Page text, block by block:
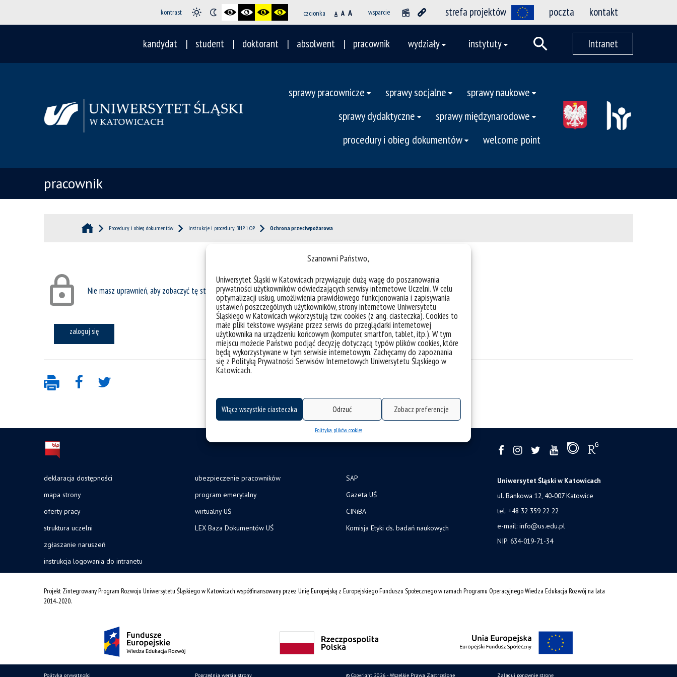
Szanowni Państwo,
Uniwersytet Śląski w Katowicach przywiązuje dużą wagę do poszanowania
prywatności użytkowników odwiedzających serwisy internetowe Uczelni. W celu
optymalizacji usług, umożliwienia prawidłowego funkcjonowania i zapisywania
ustawień poszczególnych użytkowników, strony internetowe Uniwersytetu
Śląskiego w Katowicach wykorzystują tzw. cookies (z ang. ciasteczka). Cookies to
małe pliki tekstowe wysyłane przez serwis do przeglądarki internetowej
użytkownika na urządzeniu końcowym (komputer, smartfon, tablet, itp.). W tym
miejscu możecie Państwo podjąć decyzję dotyczącą typów plików cookies, które
będą wykorzystywane w tym serwisie internetowym. Zachęcamy do zapoznania
się z Polityką Prywatności Serwisów Internetowych Uniwersytetu Śląskiego w
Katowicach.
Włącz wszystkie ciasteczka Odrzuć Zobacz preferencje
Polityka plików cookies
kontrast czcionka A A A wsparcie strefa projektów poczta kontakt
kandydat student doktorant absolwent pracownik wydziały instytuty Intranet
sprawy pracownicze sprawy socjalne
sprawy naukowe
sprawy dydaktyczne
sprawy międzynarodowe
procedury i obieg dokumentów
welcome point
pracownik
Procedury i obieg dokumentów Instrukcje i procedury BHP i OP Ochrona przeciwpożarowa
Nie masz uprawnień, aby zobaczyć tę stronę
zaloguj się
deklaracja dostępności
mapa strony
oferty pracy
struktura uczelni
zgłaszanie naruszeń
instrukcja logowania do intranetu
ubezpieczenie pracowników
program emerytalny
wirtualny UŚ
LEX Baza Dokumentów UŚ
SAP
Gazeta UŚ
CINiBA
Komisja Etyki ds. badań naukowych
Uniwersytet Śląski w Katowicach
ul. Bankowa 12, 40-007 Katowice
tel. +48 32 359 22 22
e-mail: info@us.edu.pl
NIP: 634-019-71-34
Projekt Zintegrowany Program Rozwoju Uniwersytetu Śląskiego w Katowicach współfinansowany przez Unię Europejską z Europejskiego Funduszu Społecznego w ramach Programu Operacyjnego Wiedza Edukacja Rozwój na lata
2014˗2020.
Polityka prywatności Poprzednia wersja strony © Copyright 2026 - Wszelkie Prawa Zastrzeżone Załaduj ponownie stronę